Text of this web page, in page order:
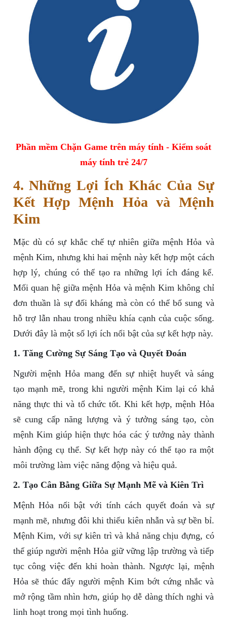
Phần mềm Chặn Game trên máy tính - Kiểm soát
máy tính trẻ 24/7
4. Những Lợi Ích Khác Của Sự
Kết Hợp Mệnh Hỏa và Mệnh
Kim
Mặc dù có sự khắc chế tự nhiên giữa mệnh Hỏa và
mệnh Kim, nhưng khi hai mệnh này kết hợp một cách
hợp lý, chúng có thể tạo ra những lợi ích đáng kể.
Mối quan hệ giữa mệnh Hỏa và mệnh Kim không chỉ
đơn thuần là sự đối kháng mà còn có thể bổ sung và
hỗ trợ lẫn nhau trong nhiều khía cạnh của cuộc sống.
Dưới đây là một số lợi ích nổi bật của sự kết hợp này.
1. Tăng Cường Sự Sáng Tạo và Quyết Đoán
Người mệnh Hỏa mang đến sự nhiệt huyết và sáng
tạo mạnh mẽ, trong khi người mệnh Kim lại có khả
năng thực thi và tổ chức tốt. Khi kết hợp, mệnh Hỏa
sẽ cung cấp năng lượng và ý tưởng sáng tạo, còn
mệnh Kim giúp hiện thực hóa các ý tưởng này thành
hành động cụ thể. Sự kết hợp này có thể tạo ra một
môi trường làm việc năng động và hiệu quả.
2. Tạo Cân Bằng Giữa Sự Mạnh Mẽ và Kiên Trì
Mệnh Hỏa nổi bật với tính cách quyết đoán và sự
mạnh mẽ, nhưng đôi khi thiếu kiên nhẫn và sự bền bỉ.
Mệnh Kim, với sự kiên trì và khả năng chịu đựng, có
thể giúp người mệnh Hỏa giữ vững lập trường và tiếp
tục công việc đến khi hoàn thành. Ngược lại, mệnh
Hỏa sẽ thúc đẩy người mệnh Kim bớt cứng nhắc và
mở rộng tầm nhìn hơn, giúp họ dễ dàng thích nghi và
linh hoạt trong mọi tình huống.